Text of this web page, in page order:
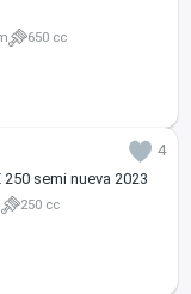
650 cc
4
semi nueva 2023
250 cc